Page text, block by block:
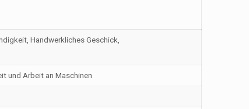
Handwerkliches Geschick,
und Arbeit an Maschinen